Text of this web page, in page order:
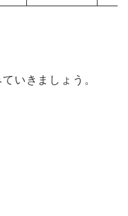
いきましょう。